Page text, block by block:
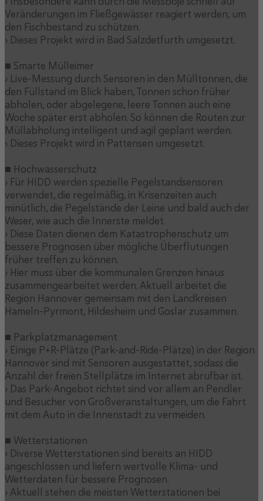
Veränderungen im Fließgewässer reagiert werden, um
den Fischbestand zu schützen.
› Dieses Projekt wird in Bad Salzdetfurth umgesetzt.
■ Smarte Mülleimer
› Live-Messung durch Sensoren in den Mülltonnen, die
den Füllstand im Blick haben, Tonnen schon früher
abholen, oder abgelegene, leere Tonnen auch eine
Woche später erst abholen. So können die Routen zur
Müllabholung intelligent und agil geplant werden.
› Dieses Projekt wird in Pattensen umgesetzt.
■ Hochwasserschutz
› Für HIDD werden spezielle Pegelstandsensoren
verwendet, die regelmäßig, in Krisenzeiten auch
minütlich, die Pegelstände der Leine und bald auch der
Weser, wie auch die Innerste meldet.
› Diese Daten dienen dem Katastrophenschutz um
bessere Prognosen über mögliche Überflutungen
früher treffen zu können.
› Hier muss über die kommunalen Grenzen hinaus
zusammengearbeitet werden. Aktuell arbeitet die
Region Hannover gemeinsam mit den Landkreisen
Hameln-Pyrmont, Hildesheim und Goslar zusammen.
■ Parkplatzmanagement
› Einige P+R-Plätze (Park-and-Ride-Plätze) in der Region
Hannover sind mit Sensoren ausgestattet, sodass die
Anzahl der freien Stellplätze im Internet abrufbar ist.
› Das Park-Angebot richtet sind vor allem an Pendler
und Besucher von Großveranstaltungen, um die Fahrt
mit dem Auto in die Innenstadt zu vermeiden.
■ Wetterstationen
› Diverse Wetterstationen sind bereits an HIDD
angeschlossen und liefern wertvolle Klima- und
Wetterdaten für bessere Prognosen.
› Aktuell stehen die meisten Wetterstationen bei